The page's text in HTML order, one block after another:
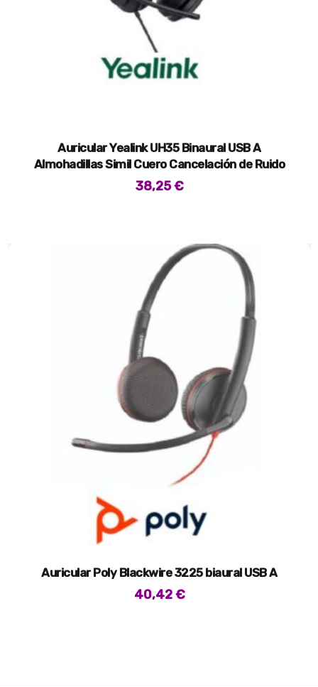
Auricular Yealink UH35 Binaural USB A
Almohadillas Simil Cuero Cancelación de Ruido
38,25€
Auricular Poly Blackwire 3225 biaural USB A
40,42€